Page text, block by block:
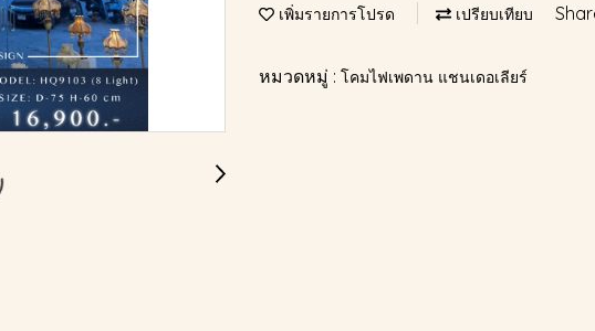
เพิ่มรายการโปรด เปรียบเทียบ
หมวดหมู่ : โคมไฟเพดาน แชนเดอเลียร์